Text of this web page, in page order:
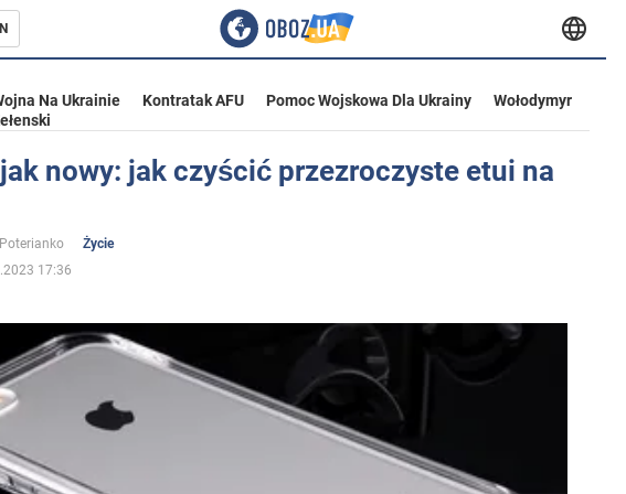
Ukrainie
Na Ukrainie Kontratak AFU Pomoc Wojskowa Dla Ukrainy
Wołodymyr
nowy: jak czyścić przezroczyste etui na
Życie
17:36